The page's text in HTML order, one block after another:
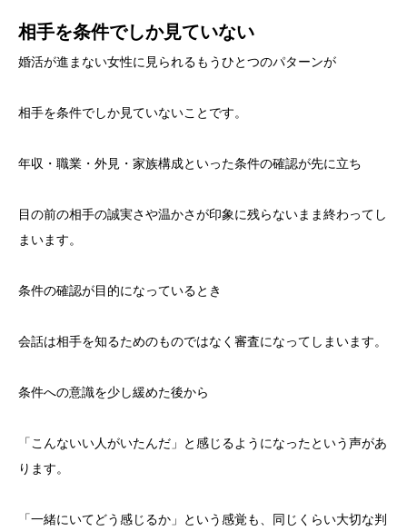
相手を条件でしか見ていない
婚活が進まない女性に見られるもうひとつのパターンが
相手を条件でしか見ていないことです。
年収・職業・外見・家族構成といった条件の確認が先に立ち
目の前の相手の誠実さや温かさが印象に残らないまま終わってし
まいます。
条件の確認が目的になっているとき
会話は相手を知るためのものではなく審査になってしまいます。
条件への意識を少し緩めた後から
「こんないい人がいたんだ」と感じるようになったという声があ
ります。
「一緒にいてどう感じるか」という感覚も、同じくらい大切な判